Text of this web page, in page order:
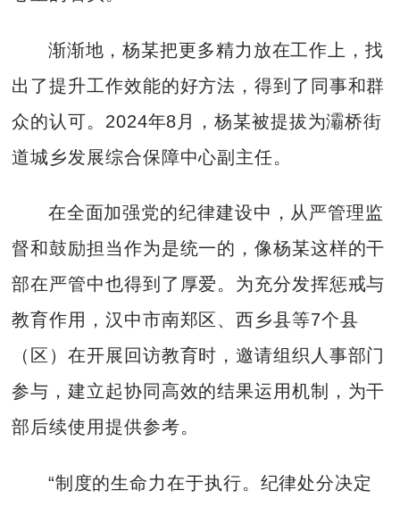
渐渐地，杨某把更多精力放在工作上，找
出了提升工作效能的好方法，得到了同事和群
众的认可。2024年8月，杨某被提拔为灞桥街
道城乡发展综合保障中心副主任。
在全面加强党的纪律建设中，从严管理监
督和鼓励担当作为是统一的，像杨某这样的干
部在严管中也得到了厚爱。为充分发挥惩戒与
教育作用，汉中市南郑区、西乡县等7个县
（区）在开展回访教育时，邀请组织人事部门
参与，建立起协同高效的结果运用机制，为干
部后续使用提供参考。
“制度的生命力在于执行。纪律处分决定